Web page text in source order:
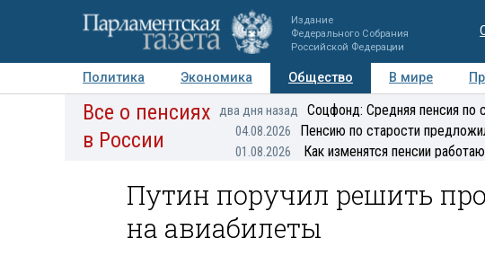
Издание
Федерального Собрания
Российской Федерации
Политика Экономика Общество В мире
Авторы Персоны Мнения Регионы
Все о пенсиях
в России
два дня назад Соцфонд: Средняя пенсия по
04.08.2026 Пенсию по старости
01.08.2026 Как изменятся пенсии
Путин поручил решить
на авиабилеты